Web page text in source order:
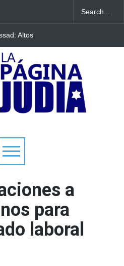
Altos
víctimas de un ataque
creciente hostilidad en
Europa
a
para
laboral